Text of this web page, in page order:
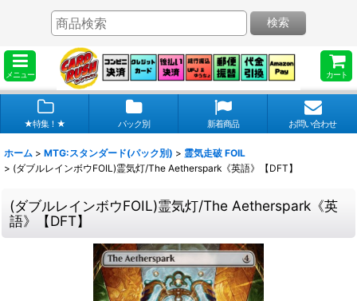
メニュー カート
検索
★特集！★ パック別 新着商品 お問い合わせ
ホーム > MTG:スタンダード(パック別) > 霊気走破 FOIL
> (ダブルレインボウFOIL)霊気灯/The Aetherspark《英語》【DFT】
(ダブルレインボウFOIL)霊気灯/The Aetherspark《英
語》【DFT】